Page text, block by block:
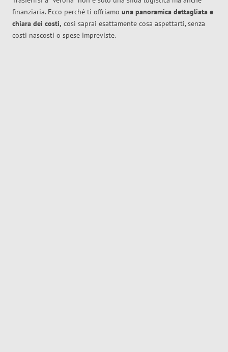
finanziaria. Ecco perché ti offriamo una panoramica dettagliata e
chiara dei costi, così saprai esattamente cosa aspettarti, senza
costi nascosti o spese impreviste.